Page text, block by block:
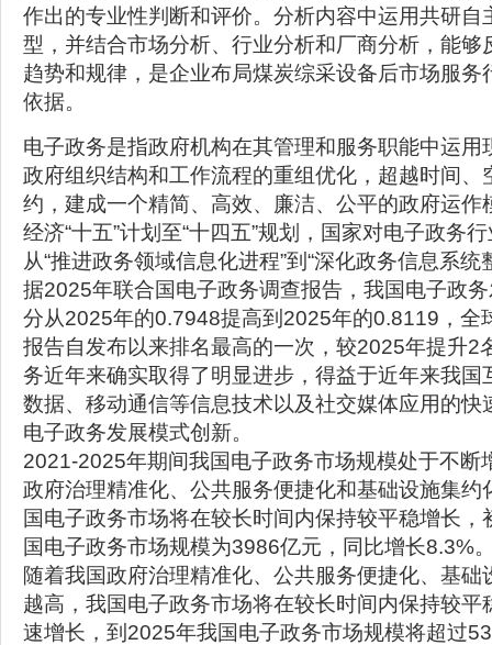
作出的专业性判断和评价。分析内容中运用共研自
型，并结合市场分析、行业分析和厂商分析，能够
趋势和规律，是企业布局煤炭综采设备后市场服务
依据。
电子政务是指政府机构在其管理和服务职能中运用
政府组织结构和工作流程的重组优化，超越时间、
约，建成一个精简、高效、廉洁、公平的政府运作
经济“十五”计划至“十四五”规划，国家对电子政务
从“推进政务领域信息化进程”到“深化政务信息系统
据2025年联合国电子政务调查报告，我国电子政
分从2025年的0.7948提高到2025年的0.8119，全
报告自发布以来排名最高的一次，较2025年提升2
务近年来确实取得了明显进步，得益于近年来我国
数据、移动通信等信息技术以及社交媒体应用的快
电子政务发展模式创新。
2021-2025年期间我国电子政务市场规模处于不断
政府治理精准化、公共服务便捷化和基础设施集约
国电子政务市场将在较长时间内保持较平稳增长
国电子政务市场规模为3986亿元，同比增长8.3%
随着我国政府治理精准化、公共服务便捷化、基础
越高，我国电子政务市场将在较长时间内保持较平
速增长，到2025年我国电子政务市场规模将超过